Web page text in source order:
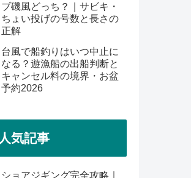
ブ磯風どっち？｜サビキ・
ちょい投げの号数と長さの
正解
台風で船釣りはいつ中止に
なる？遊漁船の出船判断と
キャンセル料の境界・お盆
予約2026
人気記事
ショアジギング完全攻略｜